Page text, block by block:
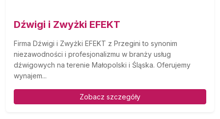
Dźwigi i Zwyżki EFEKT
Firma Dźwigi i Zwyżki EFEKT z Przegini to synonim
niezawodności i profesjonalizmu w branży usług
dźwigowych na terenie Małopolski i Śląska. Oferujemy
wynajem...
Zobacz szczegóły